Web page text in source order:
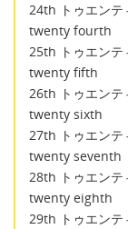
24th トゥエンテ
twenty fourth
25th トゥエンテ
twenty fifth
26th トゥエンテ
twenty sixth
27th トゥエンテ
twenty seventh
28th トゥエンテ
twenty eighth
29th トゥエンテ